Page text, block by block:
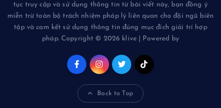
tục truy cập và sử dụng thông tin từ bài viết này, bạn đồng ý
miễn trừ toàn bộ trách nhiệm pháp lý liên quan cho đội ngũ biên
tập và cam kết sử dụng thông tin đúng mục đích giải trí hợp
pháp. Copyright © 2026 klive | Powered by
Back to Top